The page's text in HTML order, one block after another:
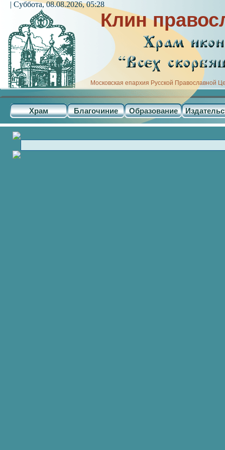
Клин
Московская епархия Русской Православной
Храм Благочиние Образование
| Суббота, 08.08.2026, 05:28